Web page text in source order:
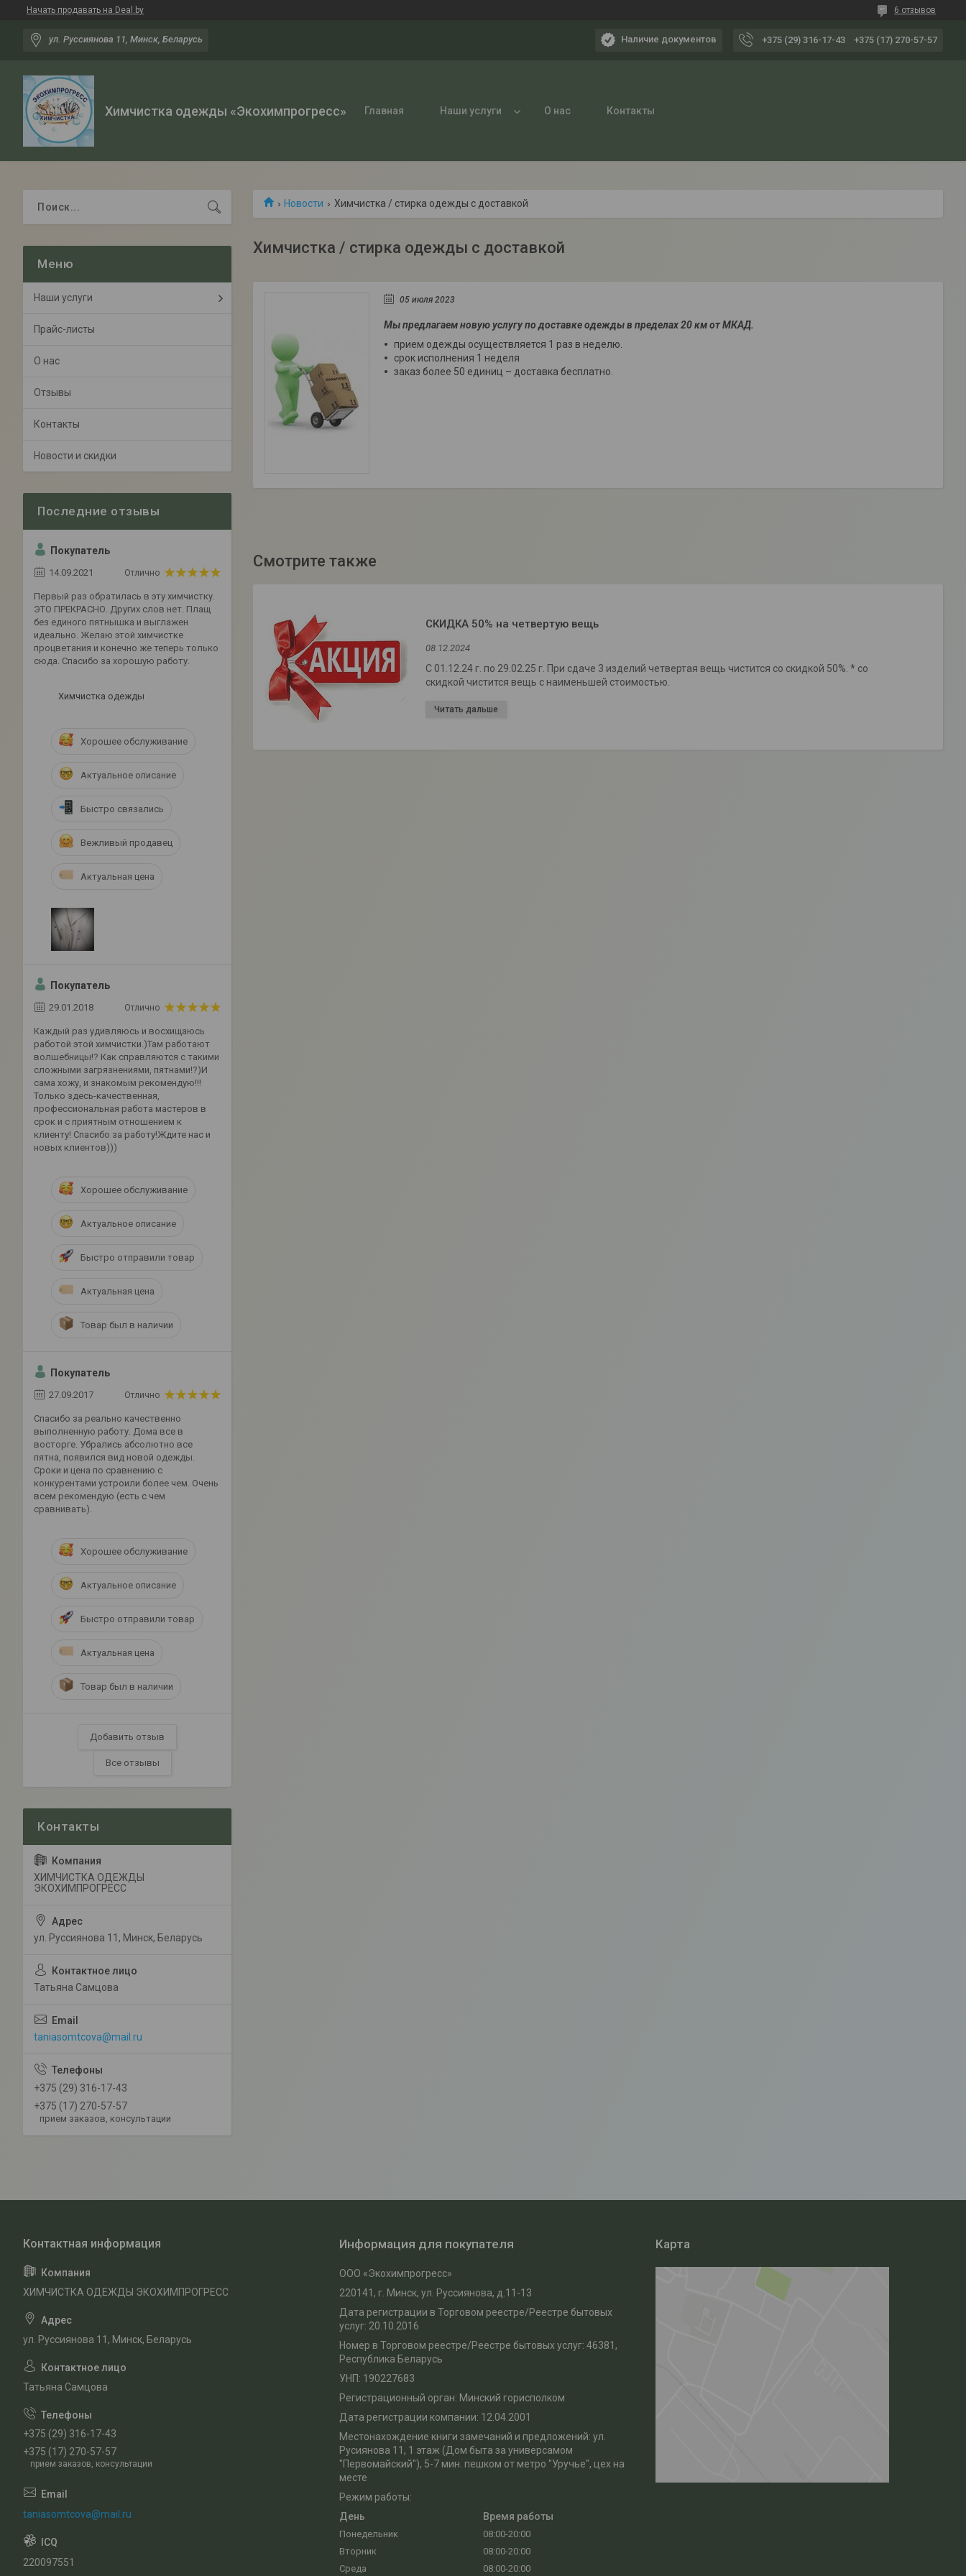
Начать продавать на Deal.by 6 отзывов
ул. Руссиянова 11, Минск, Беларусь Наличие документов +375 (29) 316-17-43 +375 (17) 270-57-57
Химчистка одежды «Экохимпрогресс» Главная Наши услуги О нас Контакты
Новости Химчистка / стирка одежды с доставкой
Химчистка / стирка одежды с доставкой
05 июля 2023
Мы предлагаем новую услугу по доставке одежды в пределах 20 км от МКАД.
прием одежды осуществляется 1 раз в неделю.
срок исполнения 1 неделя
заказ более 50 единиц – доставка бесплатно.
СКИДКА 50% на четвертую вещь
08.12.2024
С 01.12.24 г. по 29.02.25 г. При сдаче 3 изделий четвертая вещь чистится со скидкой 50%. * со
скидкой чистится вещь с наименьшей стоимостью.
Наши услуги
Прайс-листы
О нас
Отзывы
Контакты
Новости и скидки
Покупатель
14.09.2021 Отлично
Первый раз обратилась в эту химчистку.
ЭТО ПРЕКРАСНО. Других слов нет. Плащ
без единого пятнышка и выглажен
идеально. Желаю этой химчистке
процветания и конечно же теперь только
сюда. Спасибо за хорошую работу.
Химчистка одежды
Хорошее обслуживание
Актуальное описание
Быстро связались
Вежливый продавец
Актуальная цена
Покупатель
29.01.2018 Отлично
Каждый раз удивляюсь и восхищаюсь
работой этой химчистки.)Там работают
волшебницы!? Как справляются с такими
сложными загрязнениями, пятнами!?)И
сама хожу, и знакомым рекомендую!!!
Только здесь-качественная,
профессиональная работа мастеров в
срок и с приятным отношением к
клиенту! Спасибо за работу!Ждите нас и
новых клиентов)))
Хорошее обслуживание
Актуальное описание
Быстро отправили товар
Актуальная цена
Товар был в наличии
Покупатель
27.09.2017 Отлично
Спасибо за реально качественно
выполненную работу. Дома все в
восторге. Убрались абсолютно все
пятна, появился вид новой одежды.
Сроки и цена по сравнению с
конкурентами устроили более чем. Очень
всем рекомендую (есть с чем
сравнивать).
Хорошее обслуживание
Актуальное описание
Быстро отправили товар
Актуальная цена
Товар был в наличии
Добавить отзыв
Все отзывы
ХИМЧИСТКА ОДЕЖДЫ
ЭКОХИМПРОГРЕСС
ул. Руссиянова 11, Минск, Беларусь
Татьяна Самцова
taniasomtcova@mail.ru
+375 (29) 316-17-43
+375 (17) 270-57-57
прием заказов, консультации
ХИМЧИСТКА ОДЕЖДЫ ЭКОХИМПРОГРЕСС
ул. Руссиянова 11, Минск, Беларусь
Татьяна Самцова
+375 (29) 316-17-43
+375 (17) 270-57-57
прием заказов, консультации
taniasomtcova@mail.ru
220097551
Информация для покупателя
ООО «Экохимпрогресс»
220141, г. Минск, ул. Руссиянова, д.11-13
Дата регистрации в Торговом реестре/Реестре бытовых
услуг: 20.10.2016
Номер в Торговом реестре/Реестре бытовых услуг: 46381,
Республика Беларусь
УНП: 190227683
Регистрационный орган: Минский горисполком
Дата регистрации компании: 12.04.2001
Местонахождение книги замечаний и предложений: ул.
Русиянова 11, 1 этаж (Дом быта за универсамом
"Первомайский"), 5-7 мин. пешком от метро "Уручье", цех на
месте
Режим работы:
День
Время работы
Понедельник
08:00-20:00
Вторник
08:00-20:00
Среда
08:00-20:00
Карта